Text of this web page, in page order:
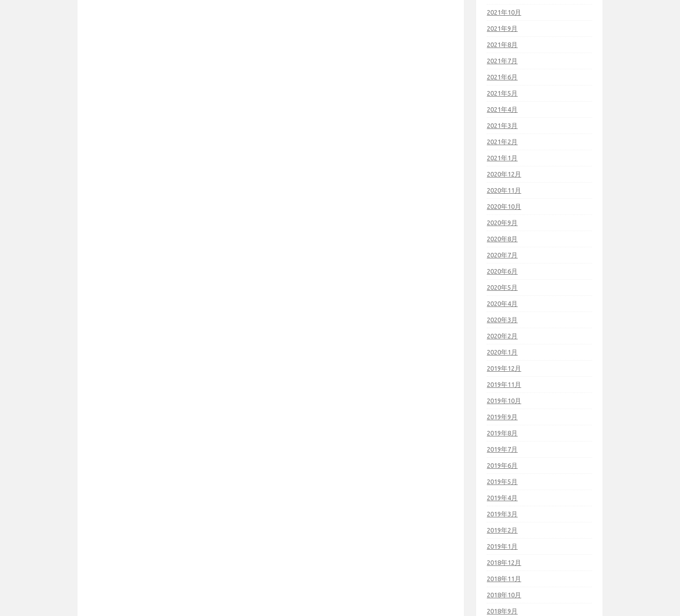
2021年10月
2021年9月
2021年8月
2021年7月
2021年6月
2021年5月
2021年4月
2021年3月
2021年2月
2021年1月
2020年12月
2020年11月
2020年10月
2020年9月
2020年8月
2020年7月
2020年6月
2020年5月
2020年4月
2020年3月
2020年2月
2020年1月
2019年12月
2019年11月
2019年10月
2019年9月
2019年8月
2019年7月
2019年6月
2019年5月
2019年4月
2019年3月
2019年2月
2019年1月
2018年12月
2018年11月
2018年10月
2018年9月